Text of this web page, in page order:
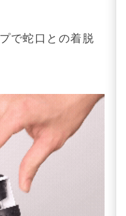
で蛇口との着脱